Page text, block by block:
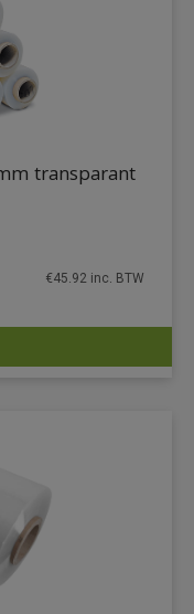
DETAILS
transparant
€45.92 inc. BTW